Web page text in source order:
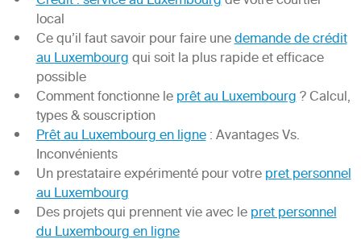
local
Ce qu’il faut savoir pour faire unedemande de crédit
au Luxembourgqui soit la plus rapide et efficace
possible
Comment fonctionne leprêt au Luxembourg? Calcul,
types & souscription
Prêt au Luxembourg en ligne: Avantages Vs.
Inconvénients
Un prestataire expérimenté pour votrepret personnel
au Luxembourg
Des projets qui prennent vie avec lepret personnel
du Luxembourg en ligne